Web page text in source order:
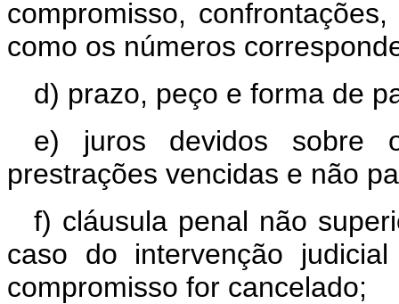
compromisso,
como os números
d) prazo, peço e forma de
e) juros devidos sobre
prestrações vencidas e não
f) cláusula penal não
caso do intervenção
compromisso for cancelado;